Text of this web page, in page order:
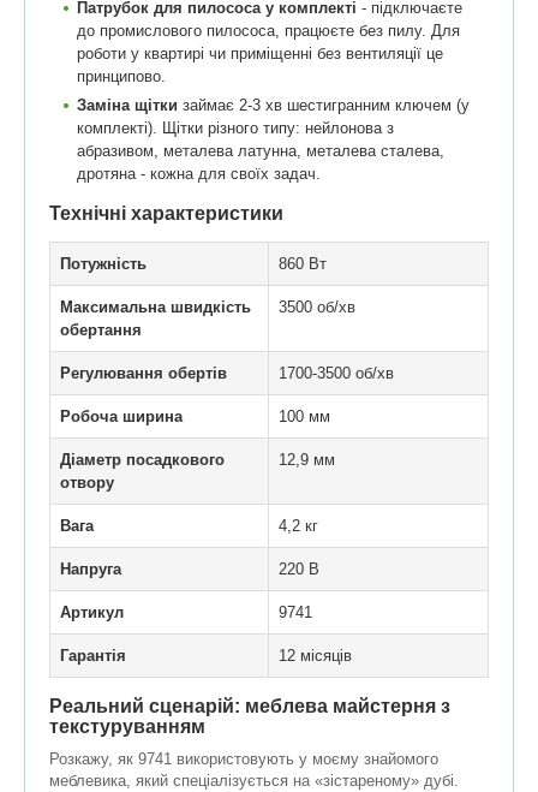
Патрубок для пилососа у комплекті - підключаєте
до промислового пилососа, працюєте без пилу. Для
роботи у квартирі чи приміщенні без вентиляції це
принципово.
Заміна щітки займає 2-3 хв шестигранним ключем (у
комплекті). Щітки різного типу: нейлонова з
абразивом, металева латунна, металева сталева,
дротяна - кожна для своїх задач.
Технічні характеристики
Потужність 860 Вт
Максимальна швидкість
обертання
3500 об/хв
Регулювання обертів 1700-3500 об/хв
Робоча ширина 100 мм
Діаметр посадкового
отвору
12,9 мм
Вага 4,2 кг
Напруга 220 В
Артикул 9741
Гарантія 12 місяців
Реальний сценарій: меблева майстерня з
текстуруванням
Розкажу, як 9741 використовують у моєму знайомого
меблевика, який спеціалізується на «зістареному» дубі.